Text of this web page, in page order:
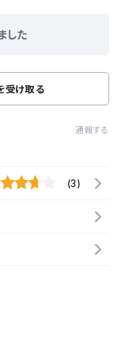
した
受け取る
通報する
(3)